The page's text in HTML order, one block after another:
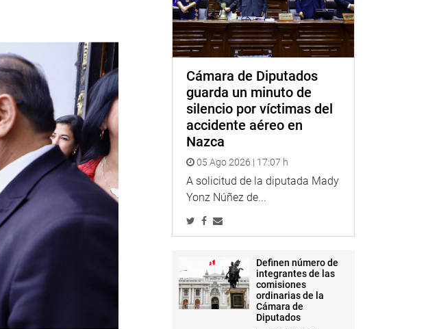
Cámara de Diputados
guarda un minuto de
silencio por víctimas del
accidente aéreo en
Nazca
05 Ago 2026 | 17:07 h
A solicitud de la diputada Mady
Yonz Núñez de...
Definen número de
integrantes de las
comisiones
ordinarias de la
Cámara de
Diputados